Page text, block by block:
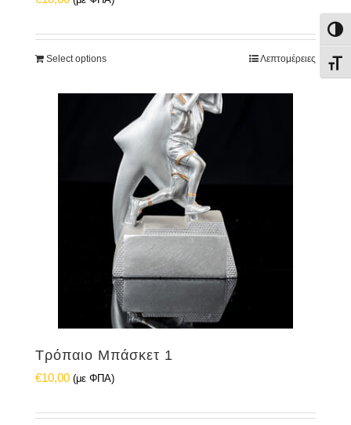
Select options Λεπτομέρειες
Τρόπαιο Μπάσκετ 1
€10,00 (με ΦΠΑ)